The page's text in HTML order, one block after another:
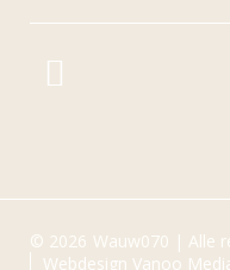
© 2026 Wauw070 | Alle
Webdesign Vanoo